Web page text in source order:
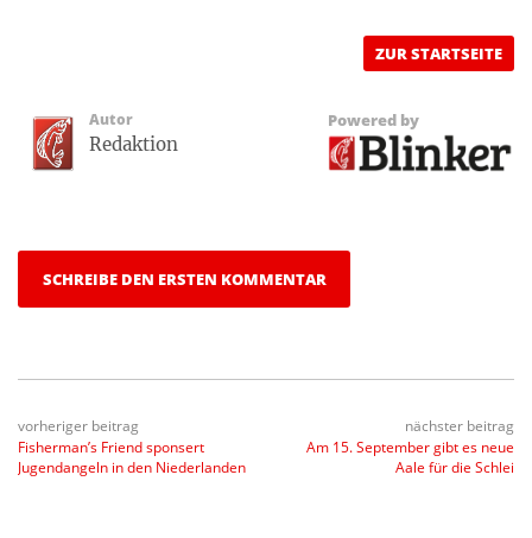
ZUR STARTSEITE
Autor
Redaktion
Powered by
SCHREIBE DEN ERSTEN KOMMENTAR
vorheriger beitrag
Fisherman’s Friend sponsert
Jugendangeln in den Niederlanden
nächster beitrag
Am 15. September gibt es neue
Aale für die Schlei